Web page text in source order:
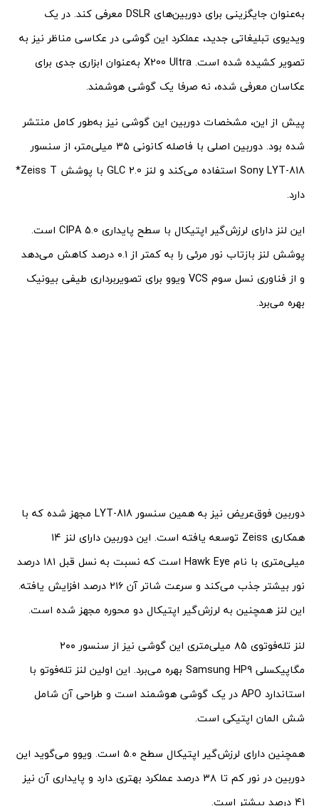
به‌عنوان جایگزینی برای دوربین‌های DSLR معرفی کند. در یک
ویدیوی تبلیغاتی جدید، عملکرد این گوشی در عکاسی مناظر نیز به
تصویر کشیده شده است. X200 Ultra به‌عنوان ابزاری جدی برای
عکاسان معرفی شده، نه صرفا یک گوشی هوشمند.
پیش از این، مشخصات دوربین این گوشی نیز به‌طور کامل منتشر
شده بود. دوربین اصلی با فاصله کانونی ۳۵ میلی‌متر، از سنسور
Sony LYT-818 استفاده می‌کند و لنز GLC 2.0 با پوشش Zeiss T*
دارد.
این لنز دارای لرزش‌گیر اپتیکال با سطح پایداری CIPA 5.0 است.
پوشش لنز بازتاب نور مرئی را به کمتر از ۰.۱ درصد کاهش می‌دهد
و از فناوری نسل سوم VCS ویوو برای تصویربرداری طیفی بیونیک
بهره می‌برد.
دوربین فوق‌عریض نیز به همین سنسور LYT-818 مجهز شده که با
همکاری Zeiss توسعه یافته است. این دوربین دارای لنز ۱۴
میلی‌متری با نام Hawk Eye است که نسبت به نسل قبل ۱۸۱ درصد
نور بیشتر جذب می‌کند و سرعت شاتر آن ۲۱۶ درصد افزایش یافته.
این لنز همچنین به لرزش‌گیر اپتیکال دو محوره مجهز شده است.
لنز تله‌فوتوی ۸۵ میلی‌متری این گوشی نیز از سنسور ۲۰۰
مگاپیکسلی Samsung HP9 بهره می‌برد. این اولین لنز تله‌فوتو با
استاندارد APO در یک گوشی هوشمند است و طراحی آن شامل
شش المان اپتیکی است.
همچنین دارای لرزش‌گیر اپتیکال سطح ۵.۰ است. ویوو می‌گوید این
دوربین در نور کم تا ۳۸ درصد عملکرد بهتری دارد و پایداری آن نیز
۴۱ درصد بیشتر است.